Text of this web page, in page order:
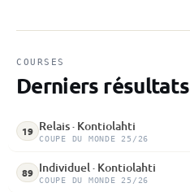
COURSES
Derniers résultats
19 Relais · Kontiolahti
COUPE DU MONDE 25/26
89 Individuel · Kontiolahti
COUPE DU MONDE 25/26